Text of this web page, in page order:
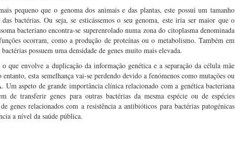
pequeno que o genoma dos animais e das plantas, este possui um tamanho
bactérias. Ou seja, se esticássemos o seu genoma, este iria ser maior que o
bacteriano encontra-se superenrolado numa zona do citoplasma denominada
ocorram, como a produção de proteínas ou o metabolismo. Também em
possuem uma densidade de genes muito mais elevada.
que envolve a duplicação da informação genética e a separação da célula mãe
esta semelhança vai-se perdendo devido a fenómenos como mutações ou
Um aspeto de grande importância clínica relacionado com a genética bacteriana
de transferir genes para outras bactérias da mesma espécie ou de espécies
genes relacionados com a resistência a antibióticos para bactérias patogénicas
a nível da saúde pública.